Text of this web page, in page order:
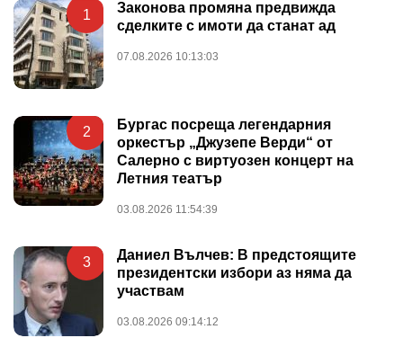
1
Законова промяна предвижда
сделките с имоти да станат ад
07.08.2026 10:13:03
2
Бургас посреща легендарния
оркестър „Джузепе Верди“ от
Салерно с виртуозен концерт на
Летния театър
03.08.2026 11:54:39
3
Даниел Вълчев: В предстоящите
президентски избори аз няма да
участвам
03.08.2026 09:14:12